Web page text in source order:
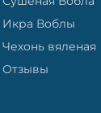
Икра Воблы
Чехонь вяленая
Отзывы